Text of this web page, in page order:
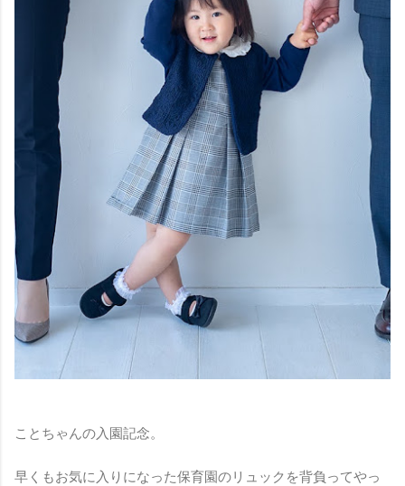
ことちゃんの入園記念。
早くもお気に入りになった保育園のリュックを背負ってやっ